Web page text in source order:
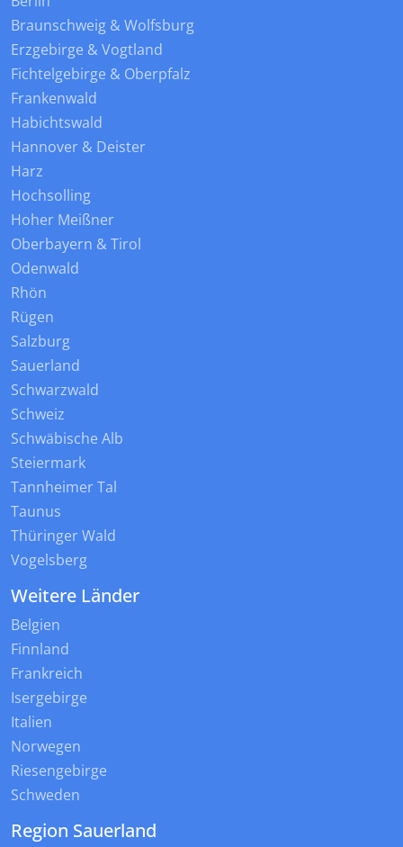
Braunschweig & Wolfsburg
Erzgebirge & Vogtland
Fichtelgebirge & Oberpfalz
Frankenwald
Habichtswald
Hannover & Deister
Harz
Hochsolling
Hoher Meißner
Oberbayern & Tirol
Odenwald
Rhön
Rügen
Salzburg
Sauerland
Schwarzwald
Schweiz
Schwäbische Alb
Steiermark
Tannheimer Tal
Taunus
Thüringer Wald
Vogelsberg
Weitere Länder
Belgien
Finnland
Frankreich
Isergebirge
Italien
Norwegen
Riesengebirge
Schweden
Region Sauerland